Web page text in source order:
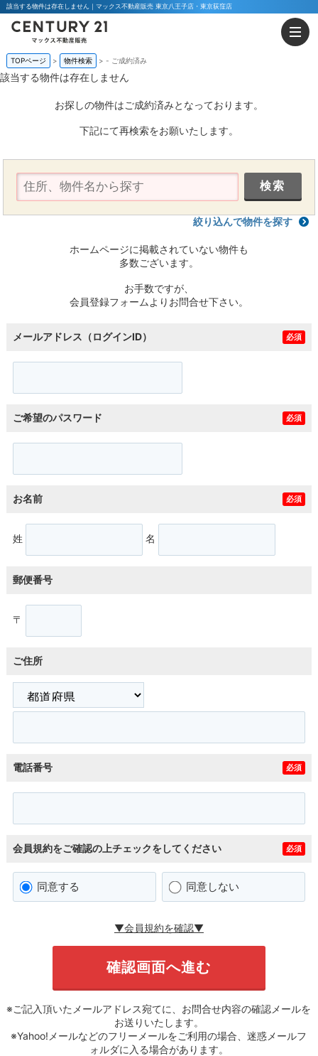
該当する物件は存在しません｜マックス不動産販売 東京八王子店・東京荻窪店
TOPページ 物件検索 - ご成約済み
該当する物件は存在しません
お探しの物件はご成約済みとなっております。
下記にて再検索をお願いたします。
絞り込んで物件を探す
ホームページに掲載されていない物件も
多数ございます。
お手数ですが、
会員登録フォームよりお問合せ下さい。
メールアドレス（ログインID） 必須
ご希望のパスワード 必須
お名前 必須
姓 名
郵便番号
〒
ご住所
電話番号 必須
会員規約をご確認の上チェックをしてください 必須
同意する 同意しない
▼会員規約を確認▼
※ご記入頂いたメールアドレス宛てに、お問合せ内容の確認メールを
お送りいたします。
※Yahoo!メールなどのフリーメールをご利用の場合、迷惑メールフ
ォルダに入る場合があります。